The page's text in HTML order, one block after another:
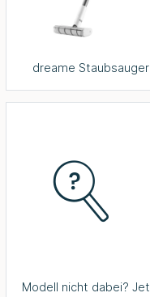
dreame Staubsauger
Modell nicht dabei?